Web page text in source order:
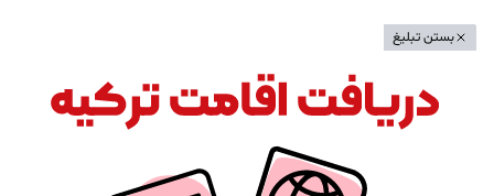
بستن تبلیغ